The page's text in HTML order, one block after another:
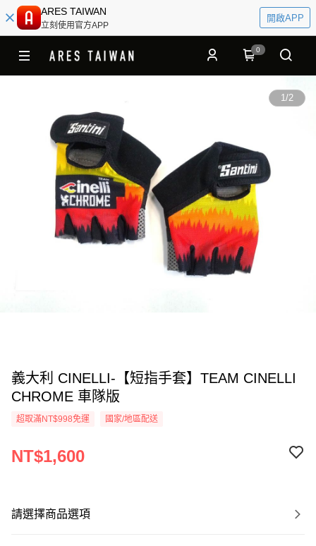
ARES TAIWAN
立刻使用官方APP
開啟APP
0
1/2
義大利 CINELLI-【短指手套】TEAM CINELLI
CHROME 車隊版
超取滿NT$998免運 國家/地區配送
NT$1,600
請選擇商品選項